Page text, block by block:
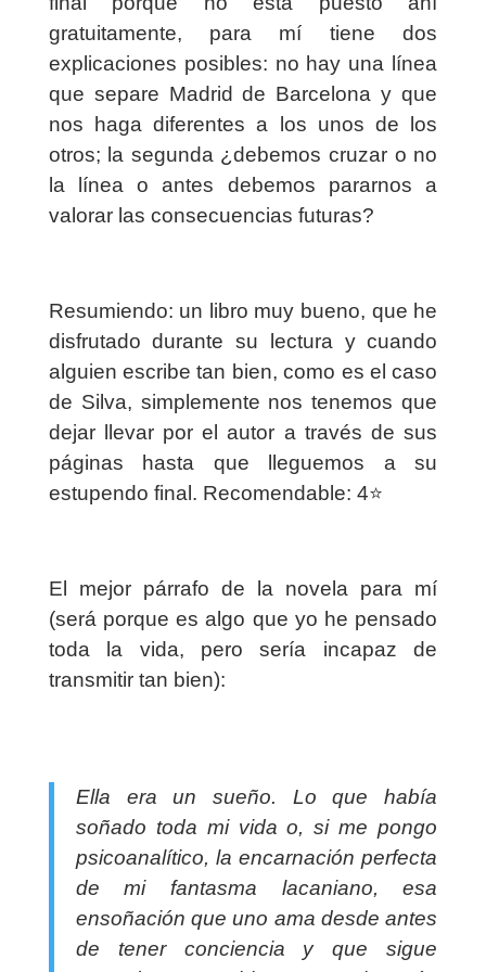
gratuitamente, para mí tiene dos
explicaciones posibles: no hay una línea
que separe Madrid de Barcelona y que
nos haga diferentes a los unos de los
otros; la segunda ¿debemos cruzar o no
la línea o antes debemos pararnos a
valorar las consecuencias futuras?
Resumiendo: un libro muy bueno, que he
disfrutado durante su lectura y cuando
alguien escribe tan bien, como es el caso
de Silva, simplemente nos tenemos que
dejar llevar por el autor a través de sus
páginas hasta que lleguemos a su
estupendo final. Recomendable: 4⭐️
El mejor párrafo de la novela para mí
(será porque es algo que yo he pensado
toda la vida, pero sería incapaz de
transmitir tan bien):
Ella era un sueño. Lo que había
soñado toda mi vida o, si me pongo
psicoanalítico, la encarnación perfecta
de mi fantasma lacaniano, esa
ensoñación que uno ama desde antes
de tener conciencia y que sigue